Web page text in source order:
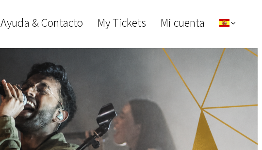
Ayuda & Contacto My Tickets Mi cuenta